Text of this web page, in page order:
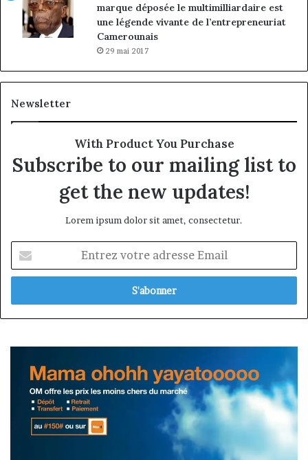
marque déposée le multimilliardaire est
une légende vivante de l’entrepreneuriat
Camerounais
29 mai 2017
Newsletter
With Product You Purchase
Subscribe to our mailing list to
get the new updates!
Lorem ipsum dolor sit amet, consectetur.
votre
adresse